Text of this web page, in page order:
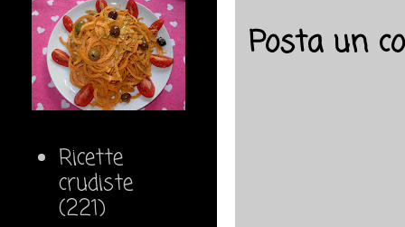
Posta un
Ricette
crudiste
(221)